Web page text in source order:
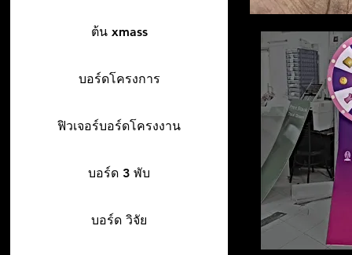
ต้น xmass
บอร์ดโครงการ
ฟิวเจอร์บอร์ดโครงงาน
บอร์ด 3 พับ
บอร์ด วิจัย